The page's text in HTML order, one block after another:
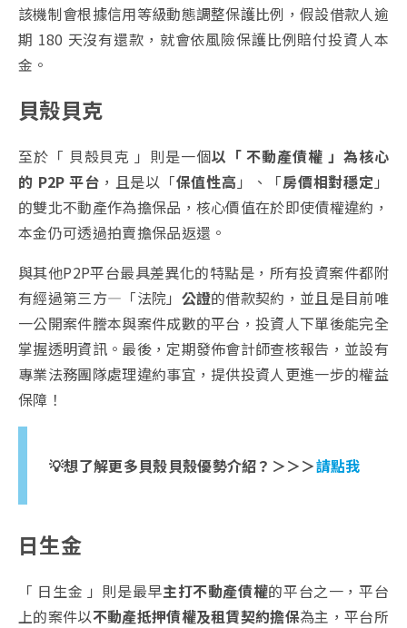
該機制會根據信用等級動態調整保護比例，假設借款人逾
期 180 天沒有還款，就會依風險保護比例賠付投資人本
金。
貝殼貝克
至於「 貝殼貝克 」則是一個以「 不動產債權 」為核心
的 P2P 平台 ，且是以「保值性高 」、「房價相對穩定 」
的雙北不動產作為擔保品， 核心價值在於即使債權違約，
本金仍可透過拍賣擔保品返還。
與其他P2P平台最具差異化的特點是，所有投資案件都附
有經過第三方—「法院」 公證的借款契約， 並且是目前唯
一公開案件謄本與案件成數的平台，投資人下單後能完全
掌握透明資訊。最後，定期發佈會計師查核報告，並設有
專業法務團隊處理違約事宜，提供投資人更進一步的權益
保障！
💡想了解更多貝殼貝殼優勢介紹？＞＞＞請點我
日生金
「 日生金 」則是最早主打不動產債權的平台之一，平台
上的案件以不動產抵押債權及租賃契約擔保為主，平台所